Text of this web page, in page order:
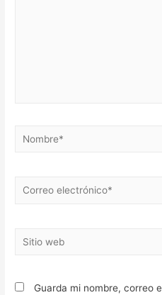
Nombre*
Correo
Sitio
Guarda mi nombre, correo